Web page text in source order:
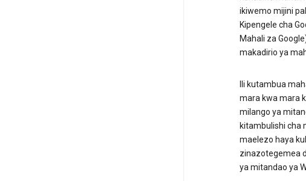
ikiwemo mijini
Kipengele cha
Mahali za
makadirio ya
Ili kutambua
mara kwa mara
milango ya
kitambulishi cha
maelezo haya
zinazotegemea
ya mitandao ya